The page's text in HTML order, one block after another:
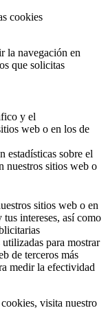
cookies
la navegación en
que solicitas
y el
web o en los de
estadísticas sobre el
nuestros sitios web o
sitios web o en
intereses, así como
para mostrar
de terceros más
medir la efectividad
visita nuestro